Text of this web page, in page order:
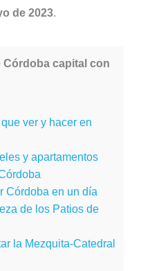
de 2023.
Córdoba capital con
ver y hacer en
y apartamentos
Córdoba en un día
de los Patios de
la Mezquita-Catedral